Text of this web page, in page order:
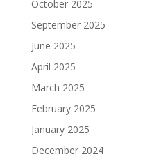
October 2025
September 2025
June 2025
April 2025
March 2025
February 2025
January 2025
December 2024